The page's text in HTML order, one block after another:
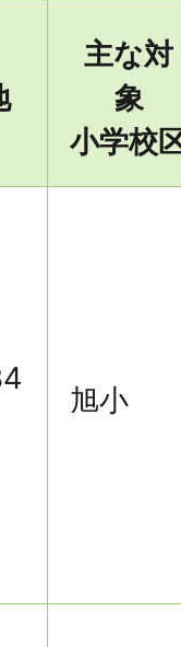
主な対
象
小学校
旭小